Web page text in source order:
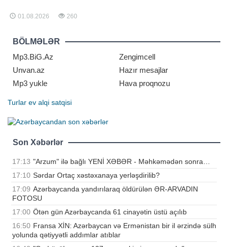
yaşlı aktyor ABŞ-də yayımlanan və
aparıcılığını Cimmi Kimmelin etdiyi
Ben Afflek "Jeopardy!" yarışmasının
qalibi Ceymi Dinql
01.08.2026 260
BÖLMƏLƏR
Mp3.BiG.Az
Zengimcell
Unvan.az
Hazır mesajlar
Mp3 yukle
Hava proqnozu
Turlar ev alqi satqisi
Son Xəbərlər
17:13 "Arzum" ilə bağlı YENİ XƏBƏR - Məhkəmədən sonra…
17:10 Sərdar Ortaç xəstəxanaya yerləşdirilib?
17:09 Azərbaycanda yandırılaraq öldürülən ƏR-ARVADIN
FOTOSU
17:00 Ötən gün Azərbaycanda 61 cinayətin üstü açılıb
16:50 Fransa XİN: Azərbaycan və Ermənistan bir il ərzində sülh
yolunda qətiyyətli addımlar atıblar